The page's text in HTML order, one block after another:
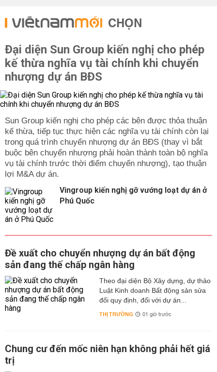
CHỌN
Đại diện Sun Group kiến nghị cho phép
kế thừa nghĩa vụ tài chính khi chuyển
nhượng dự án BĐS
Sun Group kiến nghị cho phép các bên được thỏa thuận
kế thừa, tiếp tục thực hiện các nghĩa vụ tài chính còn lại
trong quá trình chuyển nhượng dự án BĐS (thay vì bắt
buộc bên chuyển nhượng phải hoàn thành toàn bộ nghĩa
vụ tài chính trước thời điểm chuyển nhượng), tạo thuận
lợi M&A dự án.
Vingroup kiến nghị gỡ vướng loạt dự án ở
Phú Quốc
Đề xuất cho chuyển nhượng dự án bất động
sản đang thế chấp ngân hàng
Theo đại diện Bộ Xây dựng, dự thảo
Luật Kinh doanh Bất động sản sửa
đổi quy định, đối với dự án...
THỊ TRƯỜNG 01 giờ trước
Chung cư đến mốc niên hạn không phải hết giá
trị